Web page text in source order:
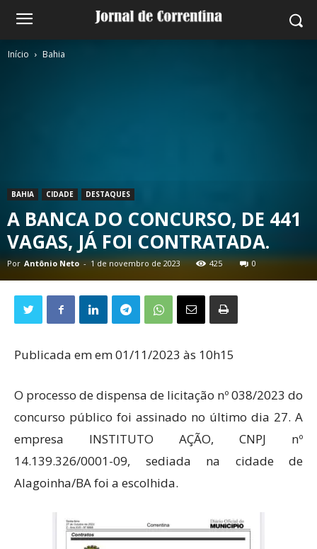
Início Bahia
BAHIA CIDADE DESTAQUES
A BANCA DO CONCURSO, DE 441
VAGAS, JÁ FOI CONTRATADA.
Por Antônio Neto - 1 de novembro de 2023 425 0
Publicada em em 01/11/2023 às 10h15
O processo de dispensa de licitação nº 038/2023 do
concurso público foi assinado no último dia 27. A
empresa INSTITUTO AÇÃO, CNPJ nº
14.139.326/0001-09, sediada na cidade de
Alagoinha/BA foi a escolhida.